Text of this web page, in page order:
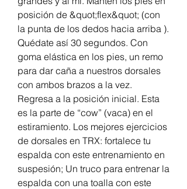
posición de &quot;flex&quot; (con
la punta de los dedos hacia arriba ).
Quédate así 30 segundos. Con
goma elástica en los pies, un remo
para dar caña a nuestros dorsales
con ambos brazos a la vez.
Regresa a la posición inicial. Esta
es la parte de “cow” (vaca) en el
estiramiento. Los mejores ejercicios
de dorsales en TRX: fortalece tu
espalda con este entrenamiento en
suspesión; Un truco para entrenar la
espalda con una toalla con este